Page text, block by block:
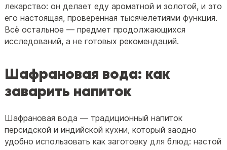
лекарство: он делает еду ароматной и золотой, и это
его настоящая, проверенная тысячелетиями функция.
Всё остальное — предмет продолжающихся
исследований, а не готовых рекомендаций.
Шафрановая вода: как
заварить напиток
Шафрановая вода — традиционный напиток
персидской и индийской кухни, который заодно
удобно использовать как заготовку для блюд: настой